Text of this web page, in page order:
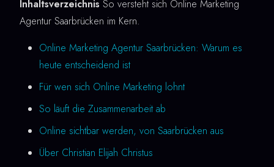
Inhaltsverzeichnis So versteht sich Online Marketing
Agentur Saarbrücken im Kern.
Online Marketing Agentur Saarbrücken: Warum es
heute entscheidend ist
Für wen sich Online Marketing lohnt
So läuft die Zusammenarbeit ab
Online sichtbar werden, von Saarbrücken aus
Über Christian Elijah Christus